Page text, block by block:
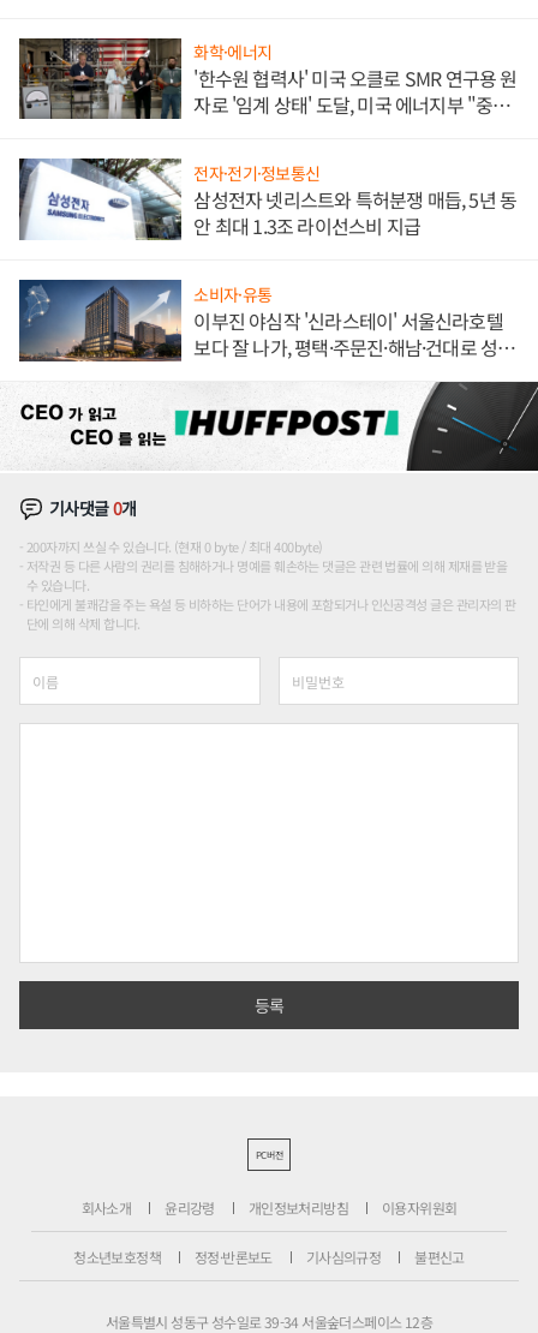
화학·에너지
'한수원 협력사' 미국 오클로 SMR 연구용 원
자로 '임계 상태' 도달, 미국 에너지부 "중요
전자·전기·정보통신
삼성전자 넷리스트와 특허분쟁 매듭, 5년 동
안 최대 1.3조 라이선스비 지급
소비자·유통
이부진 야심작 '신라스테이' 서울신라호텔
보다 잘 나가, 평택·주문진·해남·건대로 성
기사댓글0개
200자까지 쓰실 수 있습니다. (현재 0 byte / 최대 400byte)
저작권 등 다른 사람의 권리를 침해하거나 명예를 훼손하는 댓글은 관련 법률에 의해 제재를 받을
수 있습니다.
타인에게 불쾌감을 주는 욕설 등 비하하는 단어가 내용에 포함되거나 인신공격성 글은 관리자의 판
단에 의해 삭제 합니다.
PC버전
회사소개 윤리강령 개인정보처리방침 이용자위원회
청소년보호정책 정정·반론보도 기사심의규정 불편신고
서울특별시 성동구 성수일로 39-34 서울숲더스페이스 12층